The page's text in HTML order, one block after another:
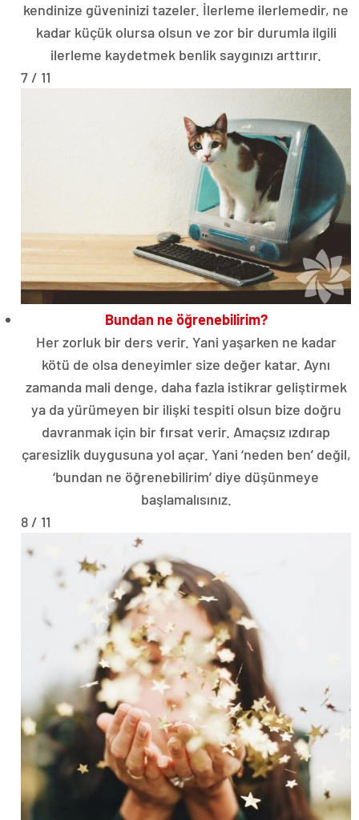
kendinize güveninizi tazeler. İlerleme ilerlemedir, ne
kadar küçük olursa olsun ve zor bir durumla ilgili
ilerleme kaydetmek benlik saygınızı arttırır.
7 / 11
Bundan ne öğrenebilirim?
Her zorluk bir ders verir. Yani yaşarken ne kadar
kötü de olsa deneyimler size değer katar. Aynı
zamanda mali denge, daha fazla istikrar geliştirmek
ya da yürümeyen bir ilişki tespiti olsun bize doğru
davranmak için bir fırsat verir. Amaçsız ızdırap
çaresizlik duygusuna yol açar. Yani ‘neden ben’ değil,
‘bundan ne öğrenebilirim’ diye düşünmeye
başlamalısınız.
8 / 11